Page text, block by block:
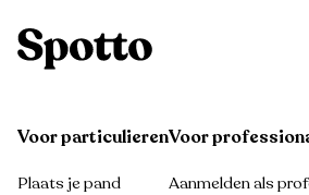
Voor particulieren
Plaats je pand
Voor
Aanmelden als